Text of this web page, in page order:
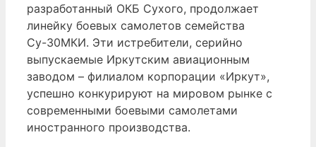
разработанный ОКБ Сухого, продолжает
линейку боевых самолетов семейства
Су-30МКИ. Эти истребители, серийно
выпускаемые Иркутским авиационным
заводом – филиалом корпорации «Иркут»,
успешно конкурируют на мировом рынке с
современными боевыми самолетами
иностранного производства.